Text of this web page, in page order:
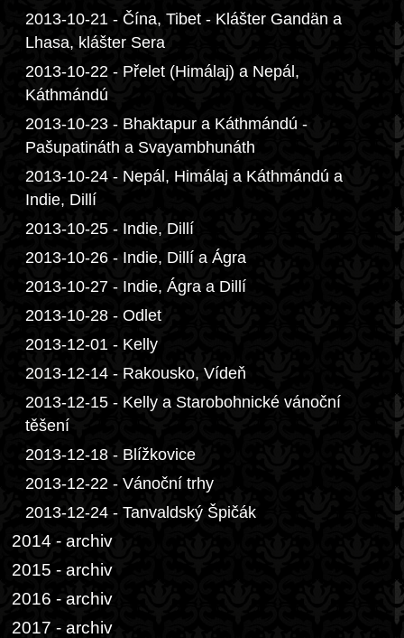
2013-10-21 - Čína, Tibet - Klášter Gandän a
Lhasa, klášter Sera
2013-10-22 - Přelet (Himálaj) a Nepál,
Káthmándú
2013-10-23 - Bhaktapur a Káthmándú -
Pašupatináth a Svayambhunáth
2013-10-24 - Nepál, Himálaj a Káthmándú a
Indie, Dillí
2013-10-25 - Indie, Dillí
2013-10-26 - Indie, Dillí a Ágra
2013-10-27 - Indie, Ágra a Dillí
2013-10-28 - Odlet
2013-12-01 - Kelly
2013-12-14 - Rakousko, Vídeň
2013-12-15 - Kelly a Starobohnické vánoční
těšení
2013-12-18 - Blížkovice
2013-12-22 - Vánoční trhy
2013-12-24 - Tanvaldský Špičák
2014 - archiv
2015 - archiv
2016 - archiv
2017 - archiv